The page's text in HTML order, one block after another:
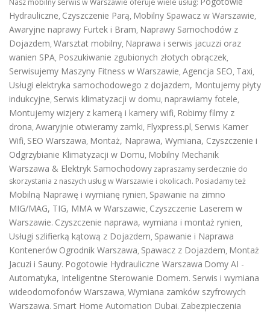
Hydrauliczne, Czyszczenie Parą, Mobilny Spawacz w Warszawie,
Awaryjne naprawy Furtek i Bram, Naprawy Samochodów z
Dojazdem, Warsztat mobilny, Naprawa i serwis jacuzzi oraz
wanien SPA, Poszukiwanie zgubionych złotych obrączek,
Serwisujemy Maszyny Fitness w Warszawie, Agencja SEO, Taxi,
Usługi elektryka samochodowego z dojazdem, Montujemy płyty
indukcyjne, Serwis klimatyzacji w domu, naprawiamy fotele,
Montujemy wizjery z kamerą i kamery wifi, Robimy filmy z
drona, Awaryjnie otwieramy zamki, Flyxpress.pl, Serwis Kamer
Wifi, SEO Warszawa, Montaż, Naprawa, Wymiana, Czyszczenie i
Odgrzybianie Klimatyzacji w Domu, Mobilny Mechanik
Warszawa & Elektryk Samochodowy zapraszamy serdecznie do
skorzystania z naszych usług w Warszawie i okolicach. Posiadamy też
Mobilną Naprawę i wymianę rynien, Spawanie na zimno
MIG/MAG, TIG, MMA w Warszawie, Czyszczenie Laserem w
Warszawie. Czyszczenie naprawa, wymiana i montaż rynien,
Usługi szlifierką kątową z Dojazdem, Spawanie i Naprawa
Kontenerów Ogrodnik Warszawa, Spawacz z Dojazdem, Montaż
Jacuzi i Sauny. Pogotowie Hydrauliczne Warszawa Domy AI -
Automatyka, Inteligentne Sterowanie Domem. Serwis i wymiana
wideodomofonów Warszawa, Wymiana zamków szyfrowych
Warszawa. Smart Home Automation Dubai. Zabezpieczenia